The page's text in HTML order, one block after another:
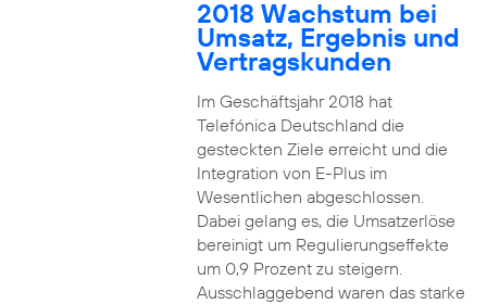
2018 Wachstum bei
Umsatz, Ergebnis und
Vertragskunden
Im Geschäftsjahr 2018 hat
Telefónica Deutschland die
gesteckten Ziele erreicht und die
Integration von E-Plus im
Wesentlichen abgeschlossen.
Dabei gelang es, die Umsatzerlöse
bereinigt um Regulierungseffekte
um 0,9 Prozent zu steigern.
Ausschlaggebend waren das starke